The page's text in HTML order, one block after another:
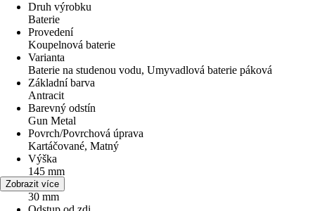
Druh výrobku
Baterie
Provedení
Koupelnová baterie
Varianta
Baterie na studenou vodu, Umyvadlová baterie páková
Základní barva
Antracit
Barevný odstín
Gun Metal
Povrch/Povrchová úprava
Kartáčované, Matný
Výška
145 mm
Šířka
30 mm
Zobrazit více